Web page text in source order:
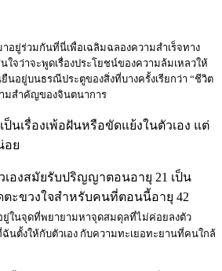
อยู่ร่วมกันที่นี่เพื่อเฉลิมฉลองความสำเร็จทาง
จว่าจะพูดเรื่องประโยชน์ของความล้มเหลวให้
อยู่บนธรณีประตูของสิ่งที่บางครั้งเรียกว่า “ชีวิต
มสำคัญของจินตนาการ
ป็นเรื่องเพ้อฝันหรือขัดแย้งในตัวเอง แต่
อย
องสมัยรับปริญญาตอนอายุ 21 เป็น
ะขวงใจสำหรับคนที่ตอนนี้อายุ 42
ยู่ในจุดที่พยายามหาจุดสมดุลที่ไม่ค่อยลงตัว
นตั้งให้กับตัวเอง กับความทะเยอทะยานที่คนใกล้